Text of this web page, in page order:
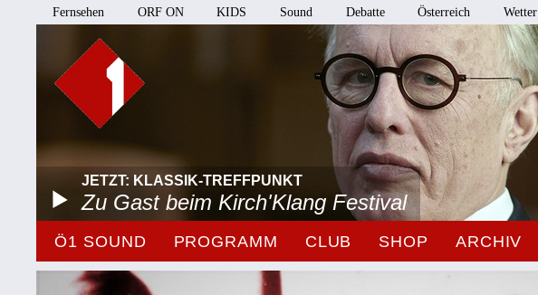
Fernsehen ORF ON KIDS Sound Debatte Österreich Wetter
JETZT: KLASSIK-TREFFPUNKT
Zu Gast beim Kirch'Klang Festival
Ö1 SOUND PROGRAMM CLUB SHOP ARCHIV